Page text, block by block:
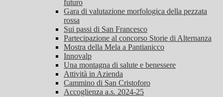
futuro
Gara di valutazione morfologica della pezzata
rossa
Sui passi di San Francesco
Partecipazione al concorso Storie di Alternanza
Mostra della Mela a Pantianicco
Innovalp
Una montagna di salute e benessere
Attività in Azienda
Cammino di San Cristoforo
Accoglienza a.s. 2024-25